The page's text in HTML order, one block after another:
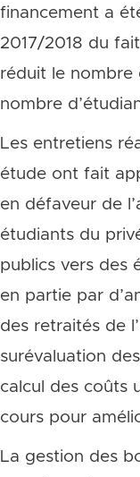
financement a
2017/2018 du
réduit le nombre
nombre
Les entretiens
étude ont fait
en défaveur de
étudiants du
publics vers des
en partie par
des retraités de
surévaluation
calcul des coûts
cours pour
La gestion des